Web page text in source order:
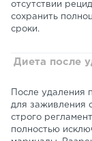
отсутствии
сохранить
сроки.
Диета после
После удаления
для заживления
строго
полностью